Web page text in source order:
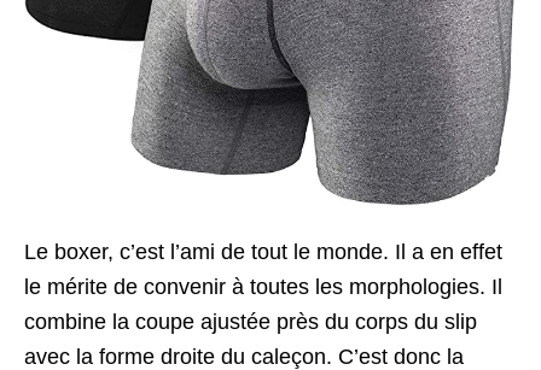
Le boxer, c’est l’ami de tout le monde. Il a en effet
le mérite de convenir à toutes les morphologies. Il
combine la coupe ajustée près du corps du slip
avec la forme droite du caleçon. C’est donc la